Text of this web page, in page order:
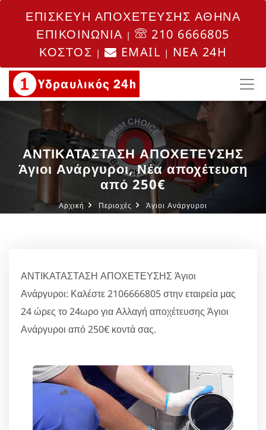
ΕΠΙΣΚΕΥΗ ΑΠΟΧΕΤΕΥΣΗΣ ΑΘΗΝΑ
ΕΠΙΚΟΙΝΩΝΙΑ |
210 6666805
ΚΟΣΤΟΣ | EMAIL | NEA 24H
ΑΝΤΙΚΑΤΑΣΤΑΣΗ ΑΠΟΧΕΤΕΥΣΗΣ
Άγιοι Ανάργυροι, Νέα αποχέτευση
από 250€
Αρχική Περιοχές Άγιοι Ανάργυροι
ΑΝΤΙΚΑΤΑΣΤΑΣΗ ΑΠΟΧΕΤΕΥΣΗΣ Άγιοι
Ανάργυροι: Καλέστε 2106666805 στην εταιρεία μας
24 ώρες το 24ωρο για Αλλαγή αποχέτευσης Άγιοι
Ανάργυροι από 250€ κοντά σας.